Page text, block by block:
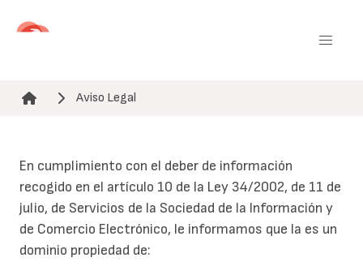
Ruta de navegación
Aviso Legal
En cumplimiento con el deber de información
recogido en el artículo 10 de la Ley 34/2002, de 11 de
julio, de Servicios de la Sociedad de la Información y
de Comercio Electrónico, le informamos que la es un
dominio propiedad de: